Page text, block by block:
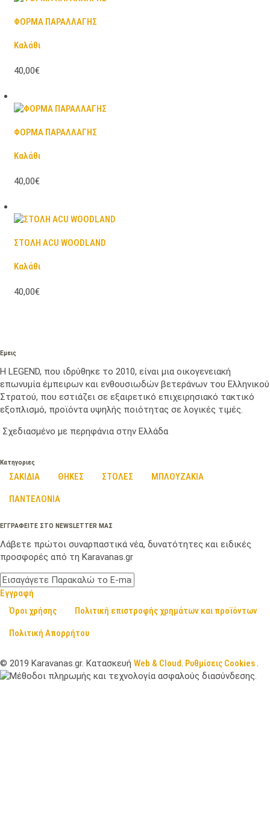
ΦΟΡΜΑ ΠΑΡΑΛΛΑΓΗΣ
Καλάθι
40,00€
ΦΟΡΜΑ ΠΑΡΑΛΛΑΓΗΣ
Καλάθι
40,00€
ΣΤΟΛΗ ACU WOODLAND
Καλάθι
40,00€
Εμεις
Η LEGEND, που ιδρύθηκε το 2010, είναι μια οικογενειακή
επωνυμία έμπειρων και ενθουσιωδών βετεράνων του Ελληνικού
Στρατού, που εστιάζει σε εξαιρετικό επιχειρησιακό τακτικό
εξοπλισμό, προϊόντα υψηλής ποιότητας σε λογικές τιμές.
Σχεδιασμένο με περηφάνια στην Ελλάδα
Κατηγοριες
ΣΑΚΙΔΙΑ ΘΗΚΕΣ ΣΤΟΛΕΣ ΜΠΛΟΥΖΑΚΙΑ
ΠΑΝΤΕΛΟΝΙΑ
ΕΓΓΡΑΦΕΙΤΕ ΣΤΟ NEWSLETTER ΜΑΣ
Λάβετε πρώτοι συναρπαστικά νέα, δυνατότητες και ειδικές
προσφορές από τη Karavanas.gr
Εγγραφή
Όροι χρήσης
Πολιτική επιστροφής χρημάτων και προϊόντων
Πολιτική Απορρήτου
© 2019 Karavanas.gr. Κατασκευή Web & Cloud Ρυθμίσεις Cookies